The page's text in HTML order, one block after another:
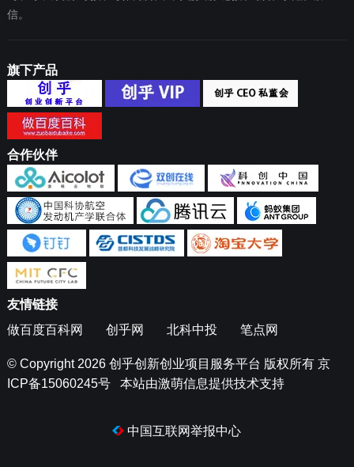
信。
旗下产品
合作伙伴
友情链接
做百度百科网
创乎网 北科中投 笔点网
© Copyright 2026 创乎创新创业项目服务平台 版权所有 京
ICP备15060245号本站由激萌信息提供技术支持
中国互联网举报中心